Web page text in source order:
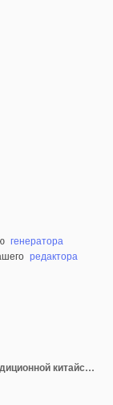
генератора
редактора
Листья астрагалуса используются в традиционной китайской медицине для лечения различных заболеваний